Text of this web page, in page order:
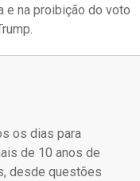
e na proibição do voto
os dias para
de 10 anos de
desde questões